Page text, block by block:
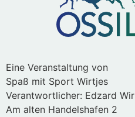
Eine Veranstaltung von
Spaß mit Sport Wirtjes
Verantwortlicher: Edzard
Am alten Handelshafen 2